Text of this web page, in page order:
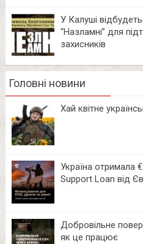
У Калуші
“Назламні” для
захисників
Головні новини
Хай квітне
Україна отримала
Support Loan від
Добровільне
як це працює